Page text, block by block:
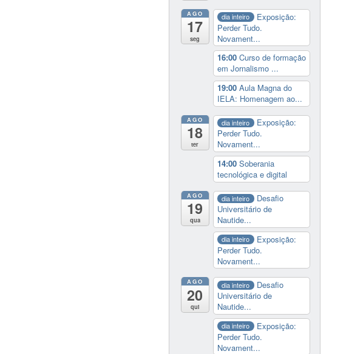
AGO
17
seg
dia inteiro
Exposição:
Perder Tudo.
Novament...
16:00 Curso de formação
em Jornalismo ...
19:00 Aula Magna do
IELA: Homenagem ao...
AGO
18
ter
dia inteiro
Exposição:
Perder Tudo.
Novament...
14:00 Soberania
tecnológica e digital
AGO
19
qua
dia inteiro
Desafio
Universitário de
Nautide...
dia inteiro
Exposição:
Perder Tudo.
Novament...
AGO
20
qui
dia inteiro
Desafio
Universitário de
Nautide...
dia inteiro
Exposição:
Perder Tudo.
Novament...